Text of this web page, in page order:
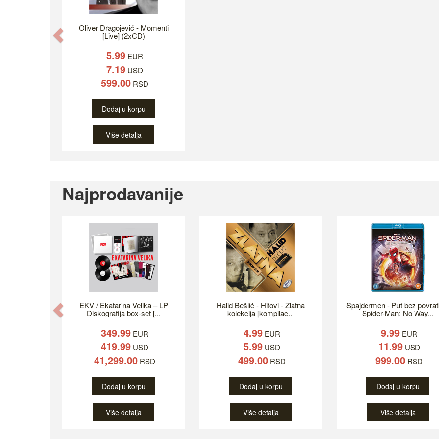
Oliver Dragojević - Momenti
[Live] (2xCD)
5.99 EUR
7.19 USD
599.00 RSD
Dodaj u korpu
Više detalja
Previous
Najprodavanije
EKV / Ekatarina Velika – LP
Diskografija box-set [...
349.99 EUR
419.99 USD
41,299.00 RSD
Dodaj u korpu
Više detalja
Halid Bešlić - Hitovi - Zlatna
kolekcija [kompilac...
4.99 EUR
5.99 USD
499.00 RSD
Dodaj u korpu
Više detalja
Spajdermen - Put bez
Spider-Man: No Way...
9.99 EUR
11.99USD
999.00 RSD
Dodaj u korpu
Više detalja
Previous